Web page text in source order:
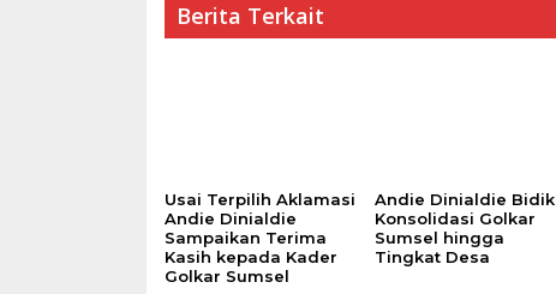
Berita Terkait
Usai Terpilih Aklamasi
Andie Dinialdie
Sampaikan Terima
Kasih kepada Kader
Golkar Sumsel
Andie Dinialdie Bidik
Konsolidasi Golkar
Sumsel hingga
Tingkat Desa